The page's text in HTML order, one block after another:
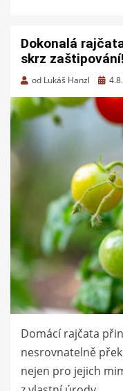
Dokonalá
skrz zaštipování!
od Lukáš Hanzl
Domácí rajčata
nesrovnatelně
nejen pro jejich